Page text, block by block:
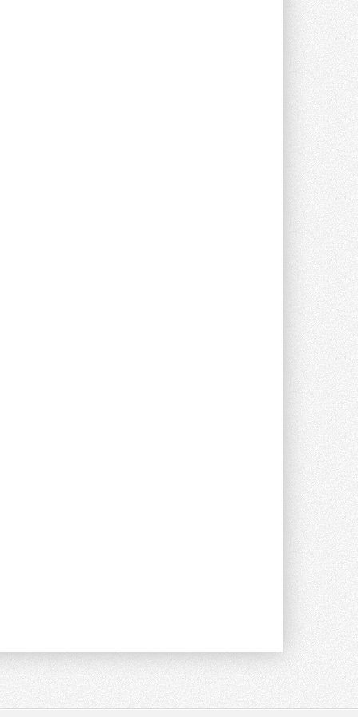
В Великобритании предлагают
сделать кондиционирование
обязательным для новостроек
Либеральные демократы внесли